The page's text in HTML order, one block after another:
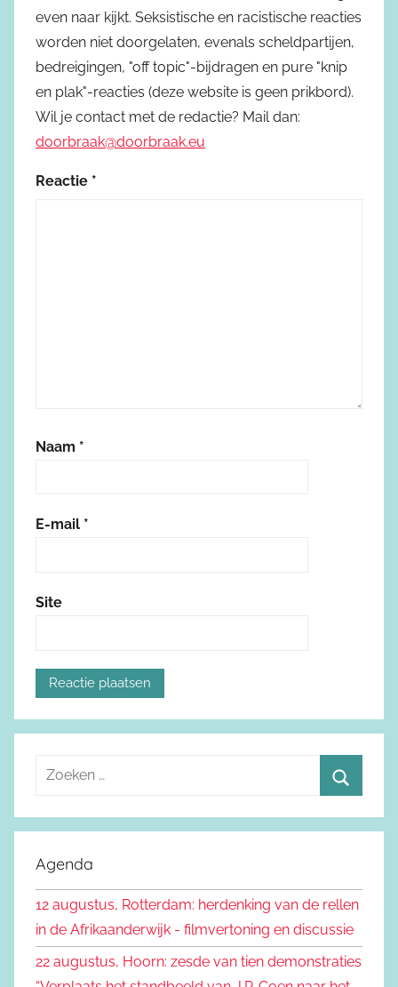
even naar kijkt. Seksistische en racistische reacties
worden niet doorgelaten, evenals scheldpartijen,
bedreigingen, "off topic"-bijdragen en pure "knip
en plak"-reacties (deze website is geen prikbord).
Wil je contact met de redactie? Mail dan:
doorbraak@doorbraak.eu
Reactie *
Naam *
E-mail *
Site
e
e
n
a
o
e
n
Agenda
12 augustus, Rotterdam: herdenking van de rellen
in de Afrikaanderwijk - filmvertoning en discussie
22 augustus, Hoorn: zesde van tien demonstraties